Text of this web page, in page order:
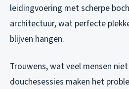
leidingvoering met scherpe
architectuur, wat perfecte
blijven hangen.
Trouwens, wat veel mensen
douchesessies maken het